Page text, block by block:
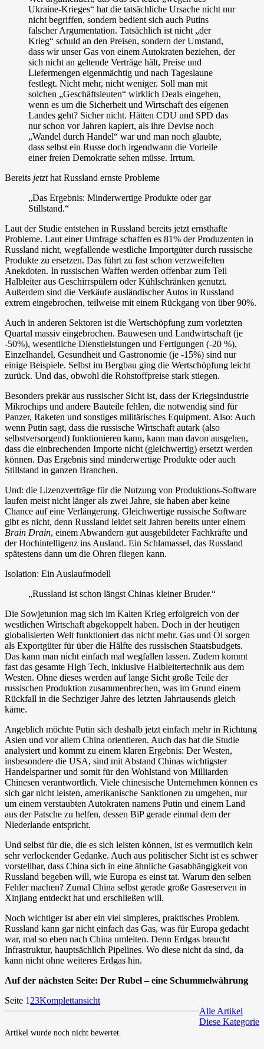
Ukraine-Krieges“ hat die tatsächliche Ursache nicht nur
nicht begriffen, sondern bedient sich auch Putins
falscher Argumentation. Tatsächlich ist nicht „der
Krieg“ schuld an den Preisen, sondern der Umstand,
dass wir unser Gas von einem Autokraten beziehen, der
sich nicht an geltende Verträge hält, Preise und
Liefermengen eigenmächtig und nach Tageslaune
festlegt. Nicht mehr, nicht weniger. Soll man mit
solchen „Geschäftsleuten“ wirklich Deals eingehen,
wenn es um die Sicherheit und Wirtschaft des eigenen
Landes geht? Sicher nicht. Hätten CDU und SPD das
nur schon vor Jahren kapiert, als ihre Devise noch
„Wandel durch Handel“ war und man noch glaubte,
dass selbst ein Russe doch irgendwann die Vorteile
einer freien Demokratie sehen müsse. Irrtum.
Bereits jetzthat Russland ernste Probleme
„Das Ergebnis: Minderwertige Produkte oder gar
Stillstand.“
Laut der Studie entstehen in Russland bereits jetzt ernsthafte
Probleme. Laut einer Umfrage schaffen es 81% der Produzenten in
Russland nicht, wegfallende westliche Importgüter durch russische
Produkte zu ersetzen. Das führt zu fast schon verzweifelten
Anekdoten. In russischen Waffen werden offenbar zum Teil
Halbleiter aus Geschirrspülern oder Kühlschränken genutzt.
Außerdem sind die Verkäufe ausländischer Autos in Russland
extrem eingebrochen, teilweise mit einem Rückgang von über 90%.
Auch in anderen Sektoren ist die Wertschöpfung zum vorletzten
Quartal massiv eingebrochen. Bauwesen und Landwirtschaft (je
-50%), wesentliche Dienstleistungen und Fertigungen (-20 %),
Einzelhandel, Gesundheit und Gastronomie (je -15%) sind nur
einige Beispiele. Selbst im Bergbau ging die Wertschöpfung leicht
zurück. Und das, obwohl die Rohstoffpreise stark stiegen.
Besonders prekär aus russischer Sicht ist, dass der Kriegsindustrie
Mikrochips und andere Bauteile fehlen, die notwendig sind für
Panzer, Raketen und sonstiges militärisches Equipment. Also: Auch
wenn Putin sagt, dass die russische Wirtschaft autark (also
selbstversorgend) funktionieren kann, kann man davon ausgehen,
dass die einbrechenden Importe nicht (gleichwertig) ersetzt werden
können. Das Ergebnis sind minderwertige Produkte oder auch
Stillstand in ganzen Branchen.
Und: die Lizenzverträge für die Nutzung von Produktions-Software
laufen meist nicht länger als zwei Jahre, sie haben aber keine
Chance auf eine Verlängerung. Gleichwertige russische Software
gibt es nicht, denn Russland leidet seit Jahren bereits unter einem
Brain Drain, einem Abwandern gut ausgebildeter Fachkräfte und
der Hochintelligenz ins Ausland. Ein Schlamassel, das Russland
spätestens dann um die Ohren fliegen kann.
Isolation: Ein Auslaufmodell
„Russland ist schon längst Chinas kleiner Bruder.“
Die Sowjetunion mag sich im Kalten Krieg erfolgreich von der
westlichen Wirtschaft abgekoppelt haben. Doch in der heutigen
globalisierten Welt funktioniert das nicht mehr. Gas und Öl sorgen
als Exportgüter für über die Hälfte des russischen Staatsbudgets.
Das kann man nicht einfach mal wegfallen lassen. Zudem kommt
fast das gesamte High Tech, inklusive Halbleitertechnik aus dem
Westen. Ohne dieses werden auf lange Sicht große Teile der
russischen Produktion zusammenbrechen, was im Grund einem
Rückfall in die Sechziger Jahre des letzten Jahrtausends gleich
käme.
Angeblich möchte Putin sich deshalb jetzt einfach mehr in Richtung
Asien und vor allem China orientieren. Auch das hat die Studie
analysiert und kommt zu einem klaren Ergebnis: Der Westen,
insbesondere die USA, sind mit Abstand Chinas wichtigster
Handelspartner und somit für den Wohlstand von Milliarden
Chinesen verantwortlich. Viele chinesische Unternehmen können es
sich gar nicht leisten, amerikanische Sanktionen zu umgehen, nur
um einem verstaubten Autokraten namens Putin und einem Land
aus der Patsche zu helfen, dessen BiP gerade einmal dem der
Niederlande entspricht.
Und selbst für die, die es sich leisten können, ist es vermutlich kein
sehr verlockender Gedanke. Auch aus politischer Sicht ist es schwer
vorstellbar, dass China sich in eine ähnliche Gasabhängigkeit von
Russland begeben will, wie Europa es einst tat. Warum den selben
Fehler machen? Zumal China selbst gerade große Gasreserven in
Xinjiang entdeckt hat und erschließen will.
Noch wichtiger ist aber ein viel simpleres, praktisches Problem.
Russland kann gar nicht einfach das Gas, was für Europa gedacht
war, mal so eben nach China umleiten. Denn Erdgas braucht
Infrastruktur, hauptsächlich Pipelines. Wo diese nicht da sind, da
kann nicht ohne weiteres Erdgas hin.
Auf der nächsten Seite: Der Rubel – eine Schummelwährung
Seite 1 23Komplettansicht
Alle Artikel
Diese Kategorie
Artikel wurde noch nicht bewertet.